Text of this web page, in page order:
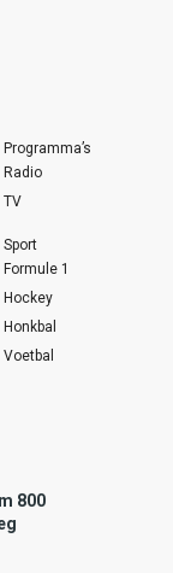
Programma’s
Radio
TV
Sport
Formule 1
Hockey
Honkbal
Voetbal
800